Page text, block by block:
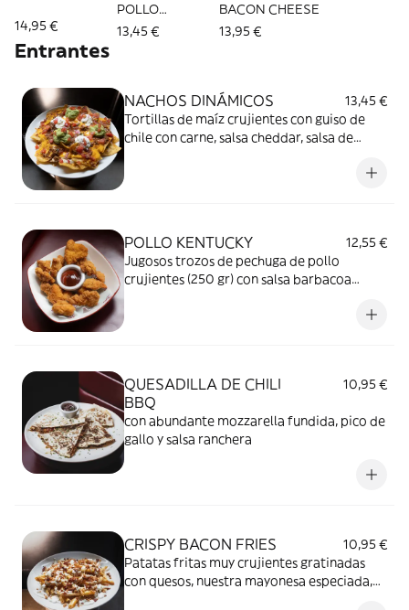
14,95 €
POLLO
CRUJIENTE
13,45 €
BACON CHEESE
13,95 €
Entrantes
NACHOS DINÁMICOS
13,45 €
Tortillas de maíz crujientes con guiso de
chile con carne, salsa cheddar, salsa de
POLLO KENTUCKY
12,55 €
Jugosos trozos de pechuga de pollo
crujientes (250 gr) con salsa barbacoa
QUESADILLA DE CHILI
BBQ
10,95 €
con abundante mozzarella fundida, pico de
gallo y salsa ranchera
CRISPY BACON FRIES
10,95 €
Patatas fritas muy crujientes gratinadas
con quesos, nuestra mayonesa especiada,